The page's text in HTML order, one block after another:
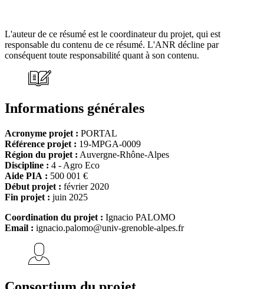
L'auteur de ce résumé est le coordinateur du projet, qui est
responsable du contenu de ce résumé. L'ANR décline par
conséquent toute responsabilité quant à son contenu.
Informations générales
Acronyme projet : PORTAL
Référence projet : 19-MPGA-0009
Région du projet : Auvergne-Rhône-Alpes
Discipline : 4 - Agro Eco
Aide PIA : 500 001 €
Début projet : février 2020
Fin projet : juin 2025
Coordination du projet : Ignacio PALOMO
Email : ignacio.palomo@univ-grenoble-alpes.fr